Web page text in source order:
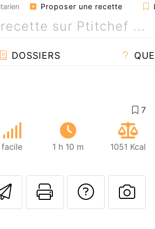
Proposer une recette
DOSSIERS
facile 1 h 10 m 1051 Kcal
Envoyer cette
ImprimerPoser